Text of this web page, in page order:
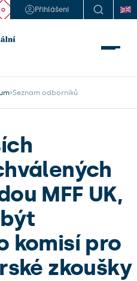
Přihlášení
Seznam odborníků
MFF UK,
komisí pro
zkoušky